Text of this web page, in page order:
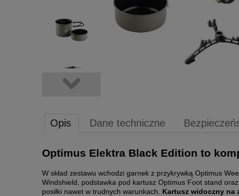
Opis Dane techniczne
Optimus Elektra Black Edition to
W skład zestawu wchodzi garnek z przykrywką Optimus
Windshield, podstawka pod kartusz Optimus Foot stand
posiłki nawet w trudnych warunkach. Kartusz widoczny na